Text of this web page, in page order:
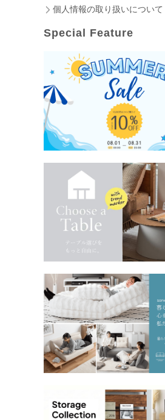
個人情報の取り扱いについて
Special Feature